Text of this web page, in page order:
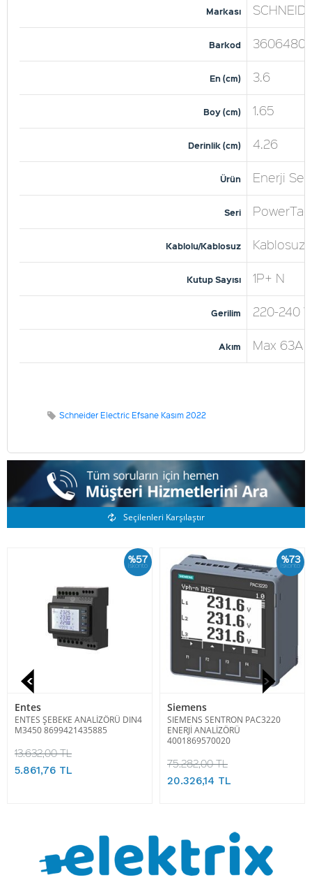
Markası
Barkod
En (cm) 3.6
Boy (cm) 1.65
Derinlik (cm) 4.26
Ürün Enerji
Seri PowerTag
Kablolu/Kablosuz Kablosuz
Kutup Sayısı 1P+ N
Gerilim 220-240 V
Akım Max 63A
Schneider Electric Efsane Kasım 2022
Benzer Ürünler
Seçilenleri Karşılaştır
%57
İskonto
Entes
ENTES ŞEBEKE ANALİZÖRÜ DIN4
M3450 8699421435885
13.632,00 TL
5.861,76 TL
%73
İskonto
Siemens
SIEMENS SENTRON PAC3220
ENERJİ ANALİZÖRÜ
4001869570020
75.282,00 TL
20.326,14 TL